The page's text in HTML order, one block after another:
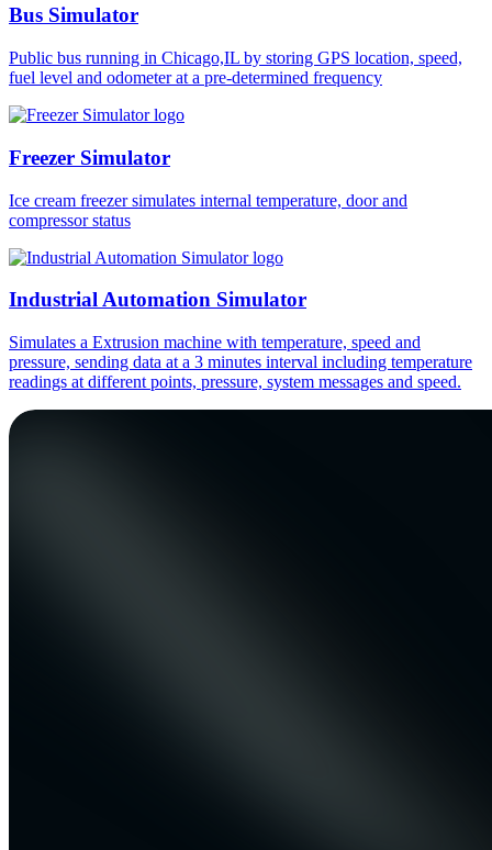
Bus Simulator
Public bus running in Chicago,IL by storing GPS location, speed,
fuel level and odometer at a pre-determined frequency
Freezer Simulator
Ice cream freezer simulates internal temperature, door and
compressor status
Industrial Automation Simulator
Simulates a Extrusion machine with temperature, speed and
pressure, sending data at a 3 minutes interval including temperature
readings at different points, pressure, system messages and speed.